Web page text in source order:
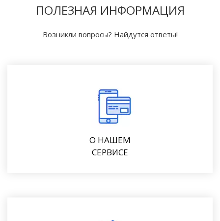
ПОЛЕЗНАЯ ИНФОРМАЦИЯ
Возникли вопросы? Найдутся ответы!
О НАШЕМ
СЕРВИСЕ